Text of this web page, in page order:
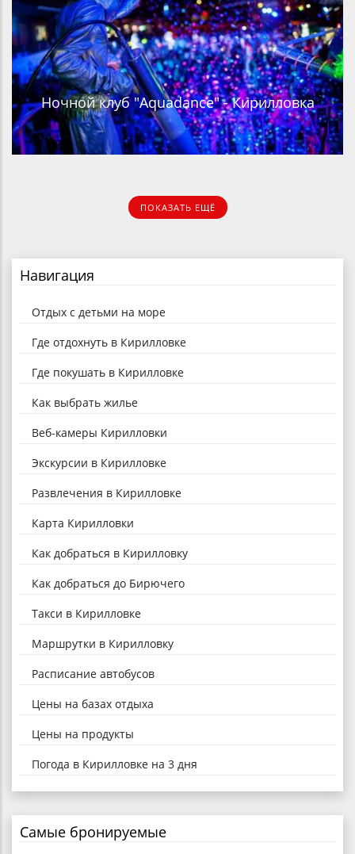
Ночной клуб "Aquadance" - Кирилловка
ПОКАЗАТЬ ЕЩЁ
Навигация
Отдых с детьми на море
Где отдохнуть в Кирилловке
Где покушать в Кирилловке
Как выбрать жилье
Веб-камеры Кирилловки
Экскурсии в Кирилловке
Развлечения в Кирилловке
Карта Кирилловки
Как добраться в Кирилловку
Как добраться до Бирючего
Такси в Кирилловке
Маршрутки в Кирилловку
Расписание автобусов
Цены на базах отдыха
Цены на продукты
Погода в Кирилловке на 3 дня
Самые бронируемые